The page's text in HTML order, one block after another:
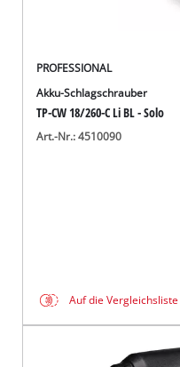
PROFESSIONAL
Akku-Schlagschrauber
TP-CW 18/260-C Li BL - Solo
Art.-Nr.: 4510090
Auf die Vergleichsliste